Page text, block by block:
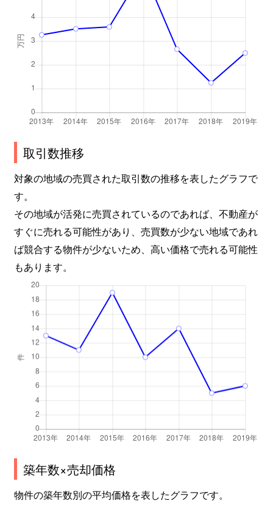
取引数推移
対象の地域の売買された取引数の推移を表したグラフで
す。
その地域が活発に売買されているのであれば、不動産が
すぐに売れる可能性があり、売買数が少ない地域であれ
ば競合する物件が少ないため、高い価格で売れる可能性
もあります。
築年数×売却価格
物件の築年数別の平均価格を表したグラフです。